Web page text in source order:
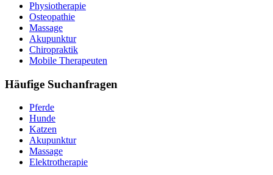
Physiotherapie
Osteopathie
Massage
Akupunktur
Chiropraktik
Mobile Therapeuten
Häufige Suchanfragen
Pferde
Hunde
Katzen
Akupunktur
Massage
Elektrotherapie